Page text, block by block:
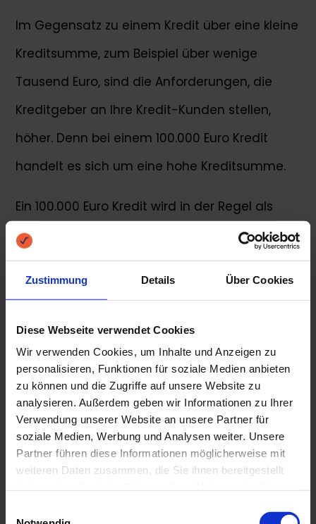
Zustimmung Details Über Cookies
Diese Webseite verwendet Cookies
Wir verwenden Cookies, um Inhalte und Anzeigen zu
personalisieren, Funktionen für soziale Medien anbieten
zu können und die Zugriffe auf unsere Website zu
analysieren. Außerdem geben wir Informationen zu Ihrer
Verwendung unserer Website an unsere Partner für
soziale Medien, Werbung und Analysen weiter. Unsere
Partner führen diese Informationen möglicherweise mit
weiteren Daten zusammen, die Sie ihnen bereitgestellt
Im Gegensatz zu einem Kredit über eine kleine
Kreditsumme, zum Beispiel über wenige
Tausend Euro, sind die Anforderungen, die
Kreditgeber an Ihre Kredit-Kunden stellen,
höher. Denn bei einem 100.000 Euro Kredit
handelt es sich um eine hohe Kreditsumme.
Ein 100.000 Euro Kredit wird in der Regel als
Ratenkredit angeboten. Das bedeutet, dass
Sie eine monatliche Rate und einen gewissen
Zinssatz über eine gewisse Kreditlaufzeit
Kredit-Kunden mit Ihrem Kreditgeber im Zuge
der Kreditvergabe aus und halten diese im
Kreditvertrag schriftlich fest.
Welche Anforderungen muss
ich für einen 100.000 Euro Kredit
erfüllen?
Da es sich bei einem Kredit über 1000.000 Euro